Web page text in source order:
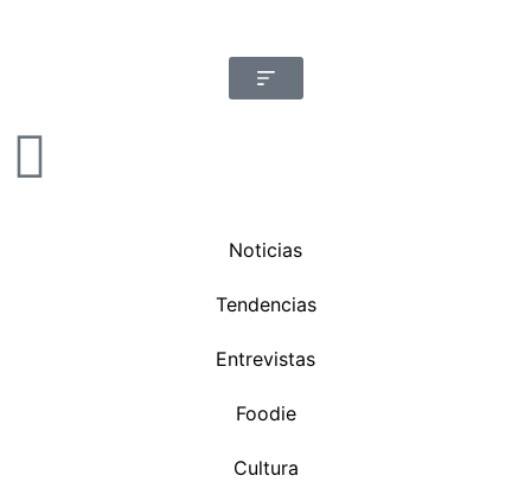
Noticias
Tendencias
Entrevistas
Foodie
Cultura